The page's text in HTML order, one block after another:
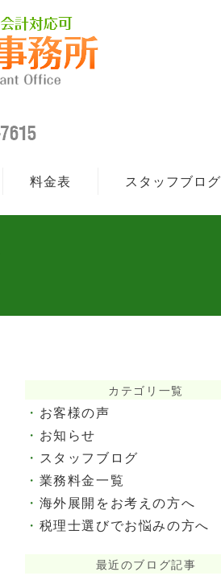
料金表 スタッフブログ
カテゴリ一覧
お客様の声
お知らせ
スタッフブログ
業務料金一覧
海外展開をお考えの方へ
税理士選びでお悩みの方へ
最近のブログ記事